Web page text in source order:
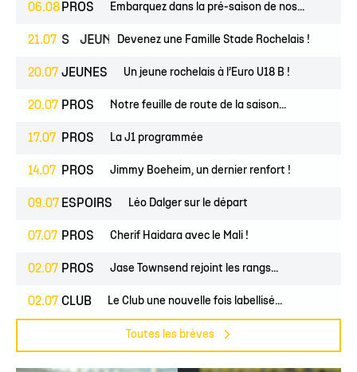
06.08 PROS Embarquez dans la pré-saison de nos...
21.07
ESPOIRS JEUNES Devenez une Famille Stade Rochelais !
20.07 JEUNES Un jeune rochelais à l’Euro U18 B !
20.07 PROS Notre feuille de route de la saison...
17.07 PROS La J1 programmée
14.07 PROS Jimmy Boeheim, un dernier renfort !
09.07 ESPOIRS Léo Dalger sur le départ
07.07 PROS Cherif Haidara avec le Mali !
02.07 PROS Jase Townsend rejoint les rangs...
02.07 CLUB Le Club une nouvelle fois labellisé...
Toutes les brèves